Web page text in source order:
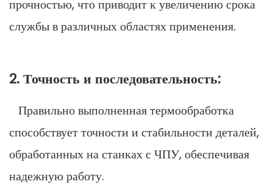
прочностью, что приводит к увеличению срока
службы в различных областях применения.
2. Точность и последовательность:
Правильно выполненная термообработка
способствует точности и стабильности деталей,
обработанных на станках с ЧПУ, обеспечивая
надежную работу.